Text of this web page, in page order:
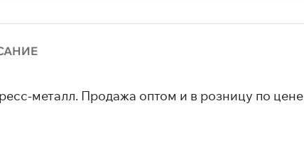
металл. Продажа оптом и в розницу по цене